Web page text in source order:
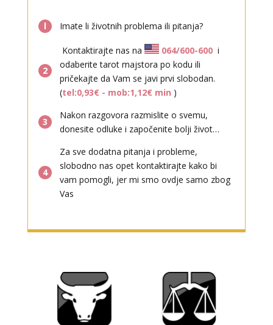
l Imate li životnih problema ili pitanja?
2
Kontaktirajte nas na 064/600-600 i
odaberite tarot majstora po kodu ili
pričekajte da Vam se javi prvi slobodan.
(tel:0,93€ - mob:1,12€ min )
3
Nakon razgovora razmislite o svemu,
donesite odluke i započenite bolji život…
4
Za sve dodatna pitanja i probleme,
slobodno nas opet kontaktirajte kako bi
vam pomogli, jer mi smo ovdje samo zbog
Vas